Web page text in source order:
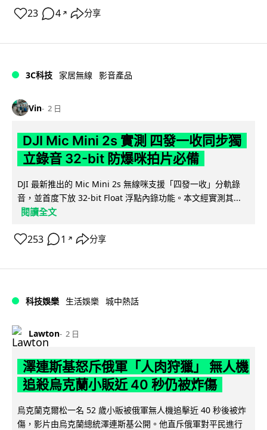
23 4 ↗ 分享
3C科技 家居無線 影音產品
Vin 2 日
DJI Mic Mini 2s 實測 四發一收同步獨
立錄音 32-bit 防爆咪拍片必備
DJI 最新推出的 Mic Mini 2s 無線咪支援「四發一收」分軌錄
音，並首度下放 32-bit Float 浮點內錄功能。本文經實測其...
閱讀全文
253 1 ↗ 分享
科技娛樂 生活娛樂 城中熱話
Lawton 2 日
澤連斯基怒斥俄軍「人肉狩獵」 無人機
追殺烏克蘭小販近 40 秒仍被炸傷
烏克蘭克爾松一名 52 歲小販被俄軍無人機追擊近 40 秒後被炸
傷，影片由烏克蘭總統澤連斯基公開。他直斥俄軍對平民進行